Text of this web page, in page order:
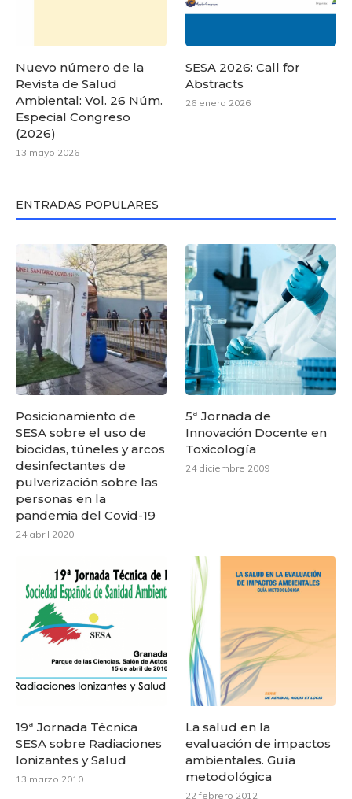
Nuevo número de la
Revista de Salud
Ambiental: Vol. 26 Núm.
Especial Congreso
(2026)
13 mayo 2026
SESA 2026: Call for
Abstracts
26 enero 2026
ENTRADAS POPULARES
Posicionamiento de
SESA sobre el uso de
biocidas, túneles y arcos
desinfectantes de
pulverización sobre las
personas en la
pandemia del Covid-19
24 abril 2020
5ª Jornada de
Innovación Docente en
Toxicología
24 diciembre 2009
19ª Jornada Técnica
SESA sobre Radiaciones
Ionizantes y Salud
13 marzo 2010
La salud en la
evaluación de impactos
ambientales. Guía
metodológica
22 febrero 2012